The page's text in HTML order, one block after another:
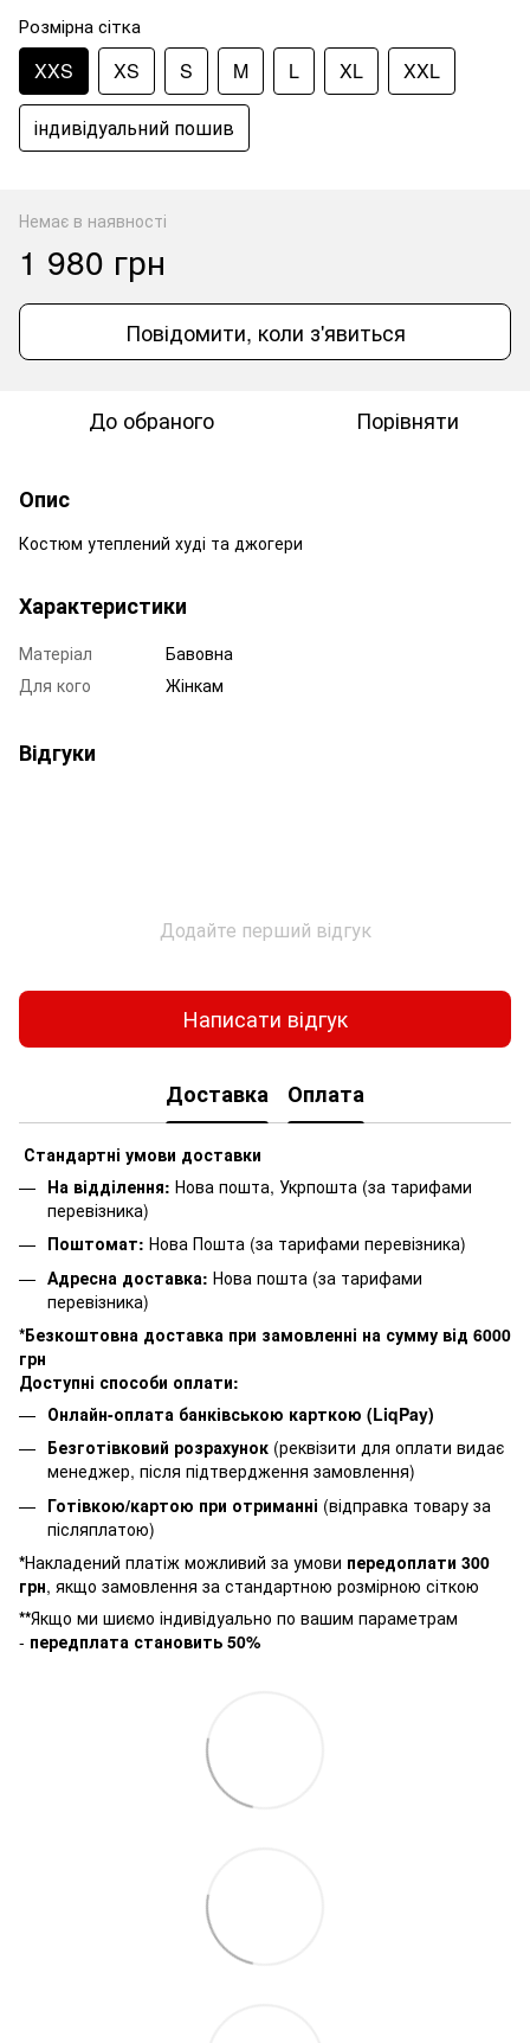
Розмірна сітка
XXS XS S M L XL XXL
індивідуальний пошив
Немає в наявності
1 980 грн
Повідомити, коли з'явиться
До обраного Порівняти
Опис
Костюм утеплений худі та джогери
Характеристики
Матеріал
Бавовна
Для кого
Жінкам
Відгуки
Додайте перший відгук
Написати відгук
Доставка Оплата
Стандартні умови доставки
На відділення: Нова пошта, Укрпошта (за тарифами
перевізника)
Поштомат: Нова Пошта (за тарифами перевізника)
Адресна доставка: Нова пошта (за тарифами
перевізника)
*Безкоштовна доставка при замовленні на сумму від 6000
грн
Доступні способи оплати:
Онлайн-оплата банківською карткою (LiqPay)
Безготівковий розрахунок (реквізити для оплати видає
менеджер, після підтвердження замовлення)
Готівкою/картою при отриманні (відправка товару за
післяплатою)
*Накладений платіж можливий за умови передоплати 300
грн, якщо замовлення за стандартною розмірною сіткою
**Якщо ми шиємо індивідуально по вашим параметрам
- передплата становить 50%